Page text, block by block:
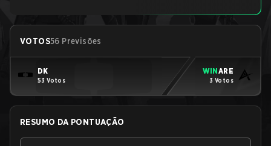
VOTOS56 Previsões
DK
53 Votos
WINARE
3 Votos
RESUMO DA PONTUAÇÃO